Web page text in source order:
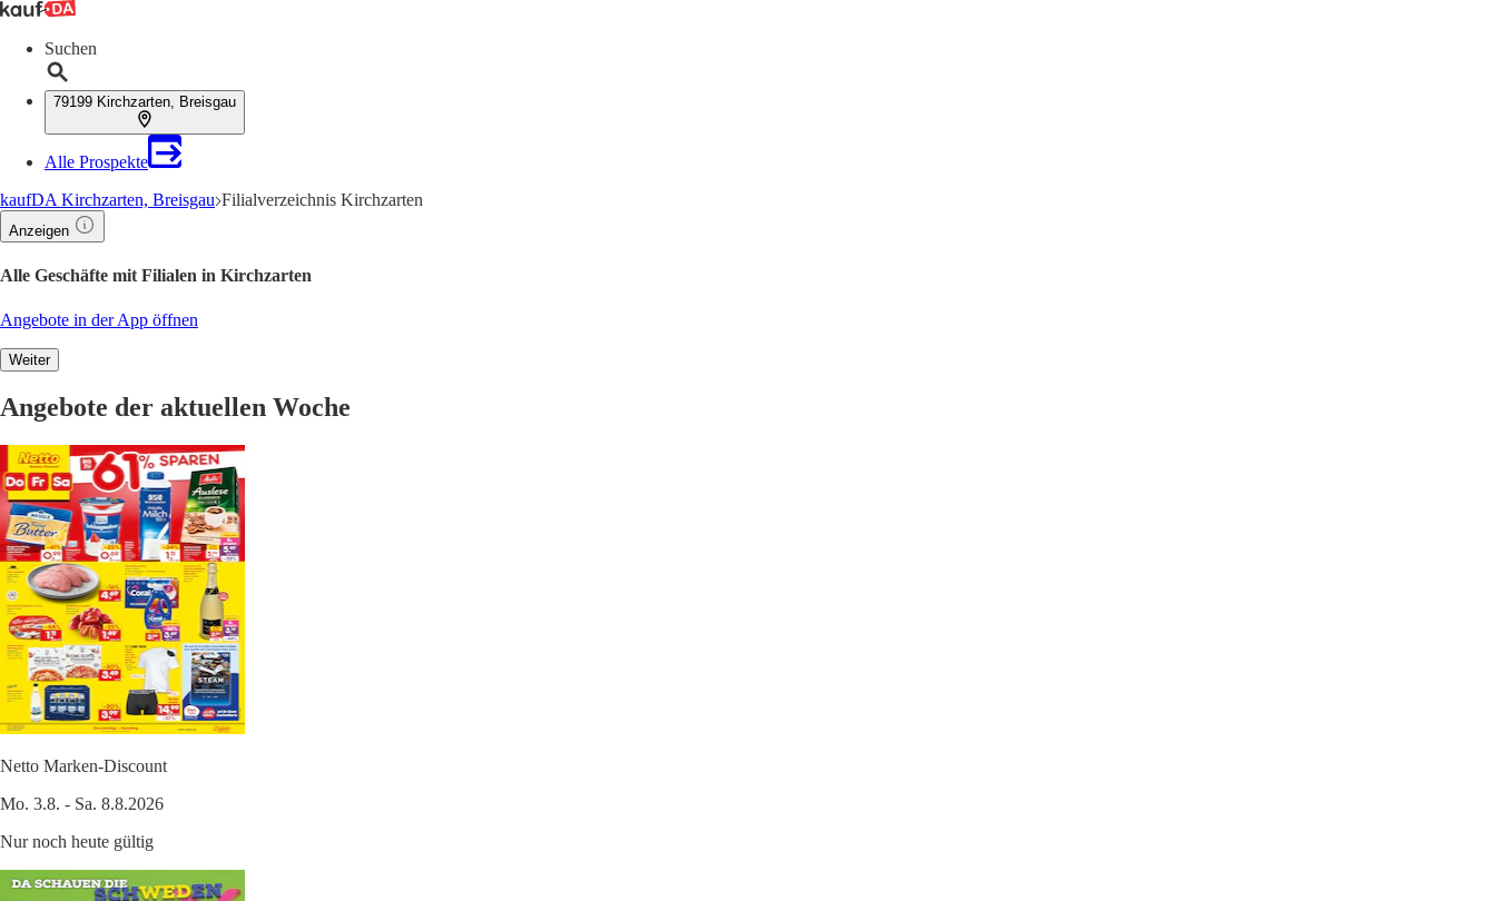
Suchen
79199 Kirchzarten, Breisgau
Alle Prospekte
kaufDA Kirchzarten, Breisgau Filialverzeichnis Kirchzarten
Anzeigen
Alle Geschäfte mit Filialen in Kirchzarten
Angebote in der App öffnen
Weiter
Angebote der aktuellen Woche
Netto Marken-Discount
Mo. 3.8. - Sa. 8.8.2026
Nur noch heute gültig